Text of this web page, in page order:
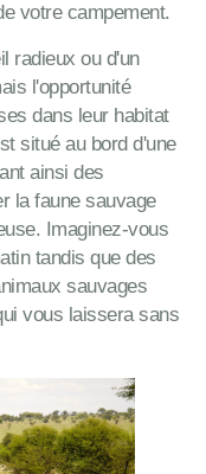
votre campement.
radieux ou d'un
l'opportunité
dans leur habitat
situé au bord d'une
ainsi des
la faune sauvage
Imaginez-vous
tandis que des
sauvages
vous laissera sans